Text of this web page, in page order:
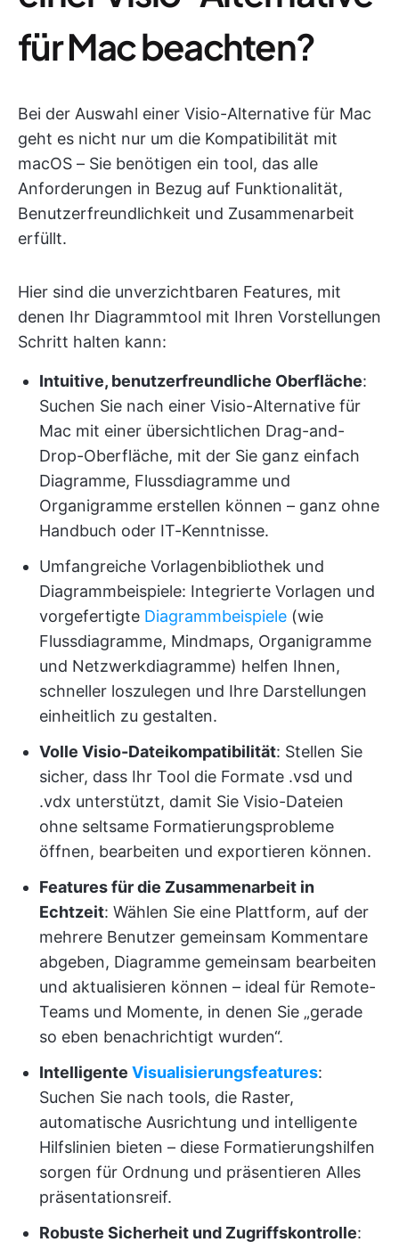
für Mac beachten?
Bei der Auswahl einer Visio-Alternative für Mac
geht es nicht nur um die Kompatibilität mit
macOS – Sie benötigen ein tool, das alle
Anforderungen in Bezug auf Funktionalität,
Benutzerfreundlichkeit und Zusammenarbeit
erfüllt.
Hier sind die unverzichtbaren Features, mit
denen Ihr Diagrammtool mit Ihren Vorstellungen
Schritt halten kann:
Intuitive, benutzerfreundliche Oberfläche:
Suchen Sie nach einer Visio-Alternative für
Mac mit einer übersichtlichen Drag-and-
Drop-Oberfläche, mit der Sie ganz einfach
Diagramme, Flussdiagramme und
Organigramme erstellen können – ganz ohne
Handbuch oder IT-Kenntnisse.
Umfangreiche Vorlagenbibliothek und
Diagrammbeispiele: Integrierte Vorlagen und
vorgefertigte Diagrammbeispiele (wie
Flussdiagramme, Mindmaps, Organigramme
und Netzwerkdiagramme) helfen Ihnen,
schneller loszulegen und Ihre Darstellungen
einheitlich zu gestalten.
Volle Visio-Dateikompatibilität: Stellen Sie
sicher, dass Ihr Tool die Formate .vsd und
.vdx unterstützt, damit Sie Visio-Dateien
ohne seltsame Formatierungsprobleme
öffnen, bearbeiten und exportieren können.
Features für die Zusammenarbeit in
Echtzeit: Wählen Sie eine Plattform, auf der
mehrere Benutzer gemeinsam Kommentare
abgeben, Diagramme gemeinsam bearbeiten
und aktualisieren können – ideal für Remote-
Teams und Momente, in denen Sie „gerade
so eben benachrichtigt wurden“.
Intelligente Visualisierungsfeatures:
Suchen Sie nach tools, die Raster,
automatische Ausrichtung und intelligente
Hilfslinien bieten – diese Formatierungshilfen
sorgen für Ordnung und präsentieren Alles
präsentationsreif.
Robuste Sicherheit und Zugriffskontrolle: